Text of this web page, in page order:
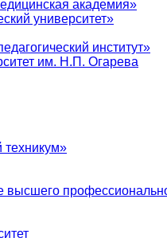
академия»
университет»
институт»
им. Н.П. Огарева
техникум»
высшего